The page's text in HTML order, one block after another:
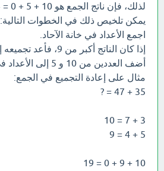
لذلك، فإن ناتج الجمع هو 10 + 5 + 0 = 15.
يمكن تلخيص ذلك في الخطوات التالية:
اجمع الأعداد في خانة الآحاد.
إذا كان الناتج أكبر من 9، فأعد تجميعه إلى عددين من 10 و 5.
أضف العددين من 10 و 5 إلى الأعداد في الخانات العليا.
مثال على إعادة التجميع في الجمع:
35 + 47 = ?
3 + 7 = 10
5 + 4 = 9
10 + 9 + 0 = 19